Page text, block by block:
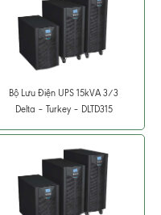
Bộ Lưu Điện UPS 15kVA 3/3
Delta – Turkey – DLTD315